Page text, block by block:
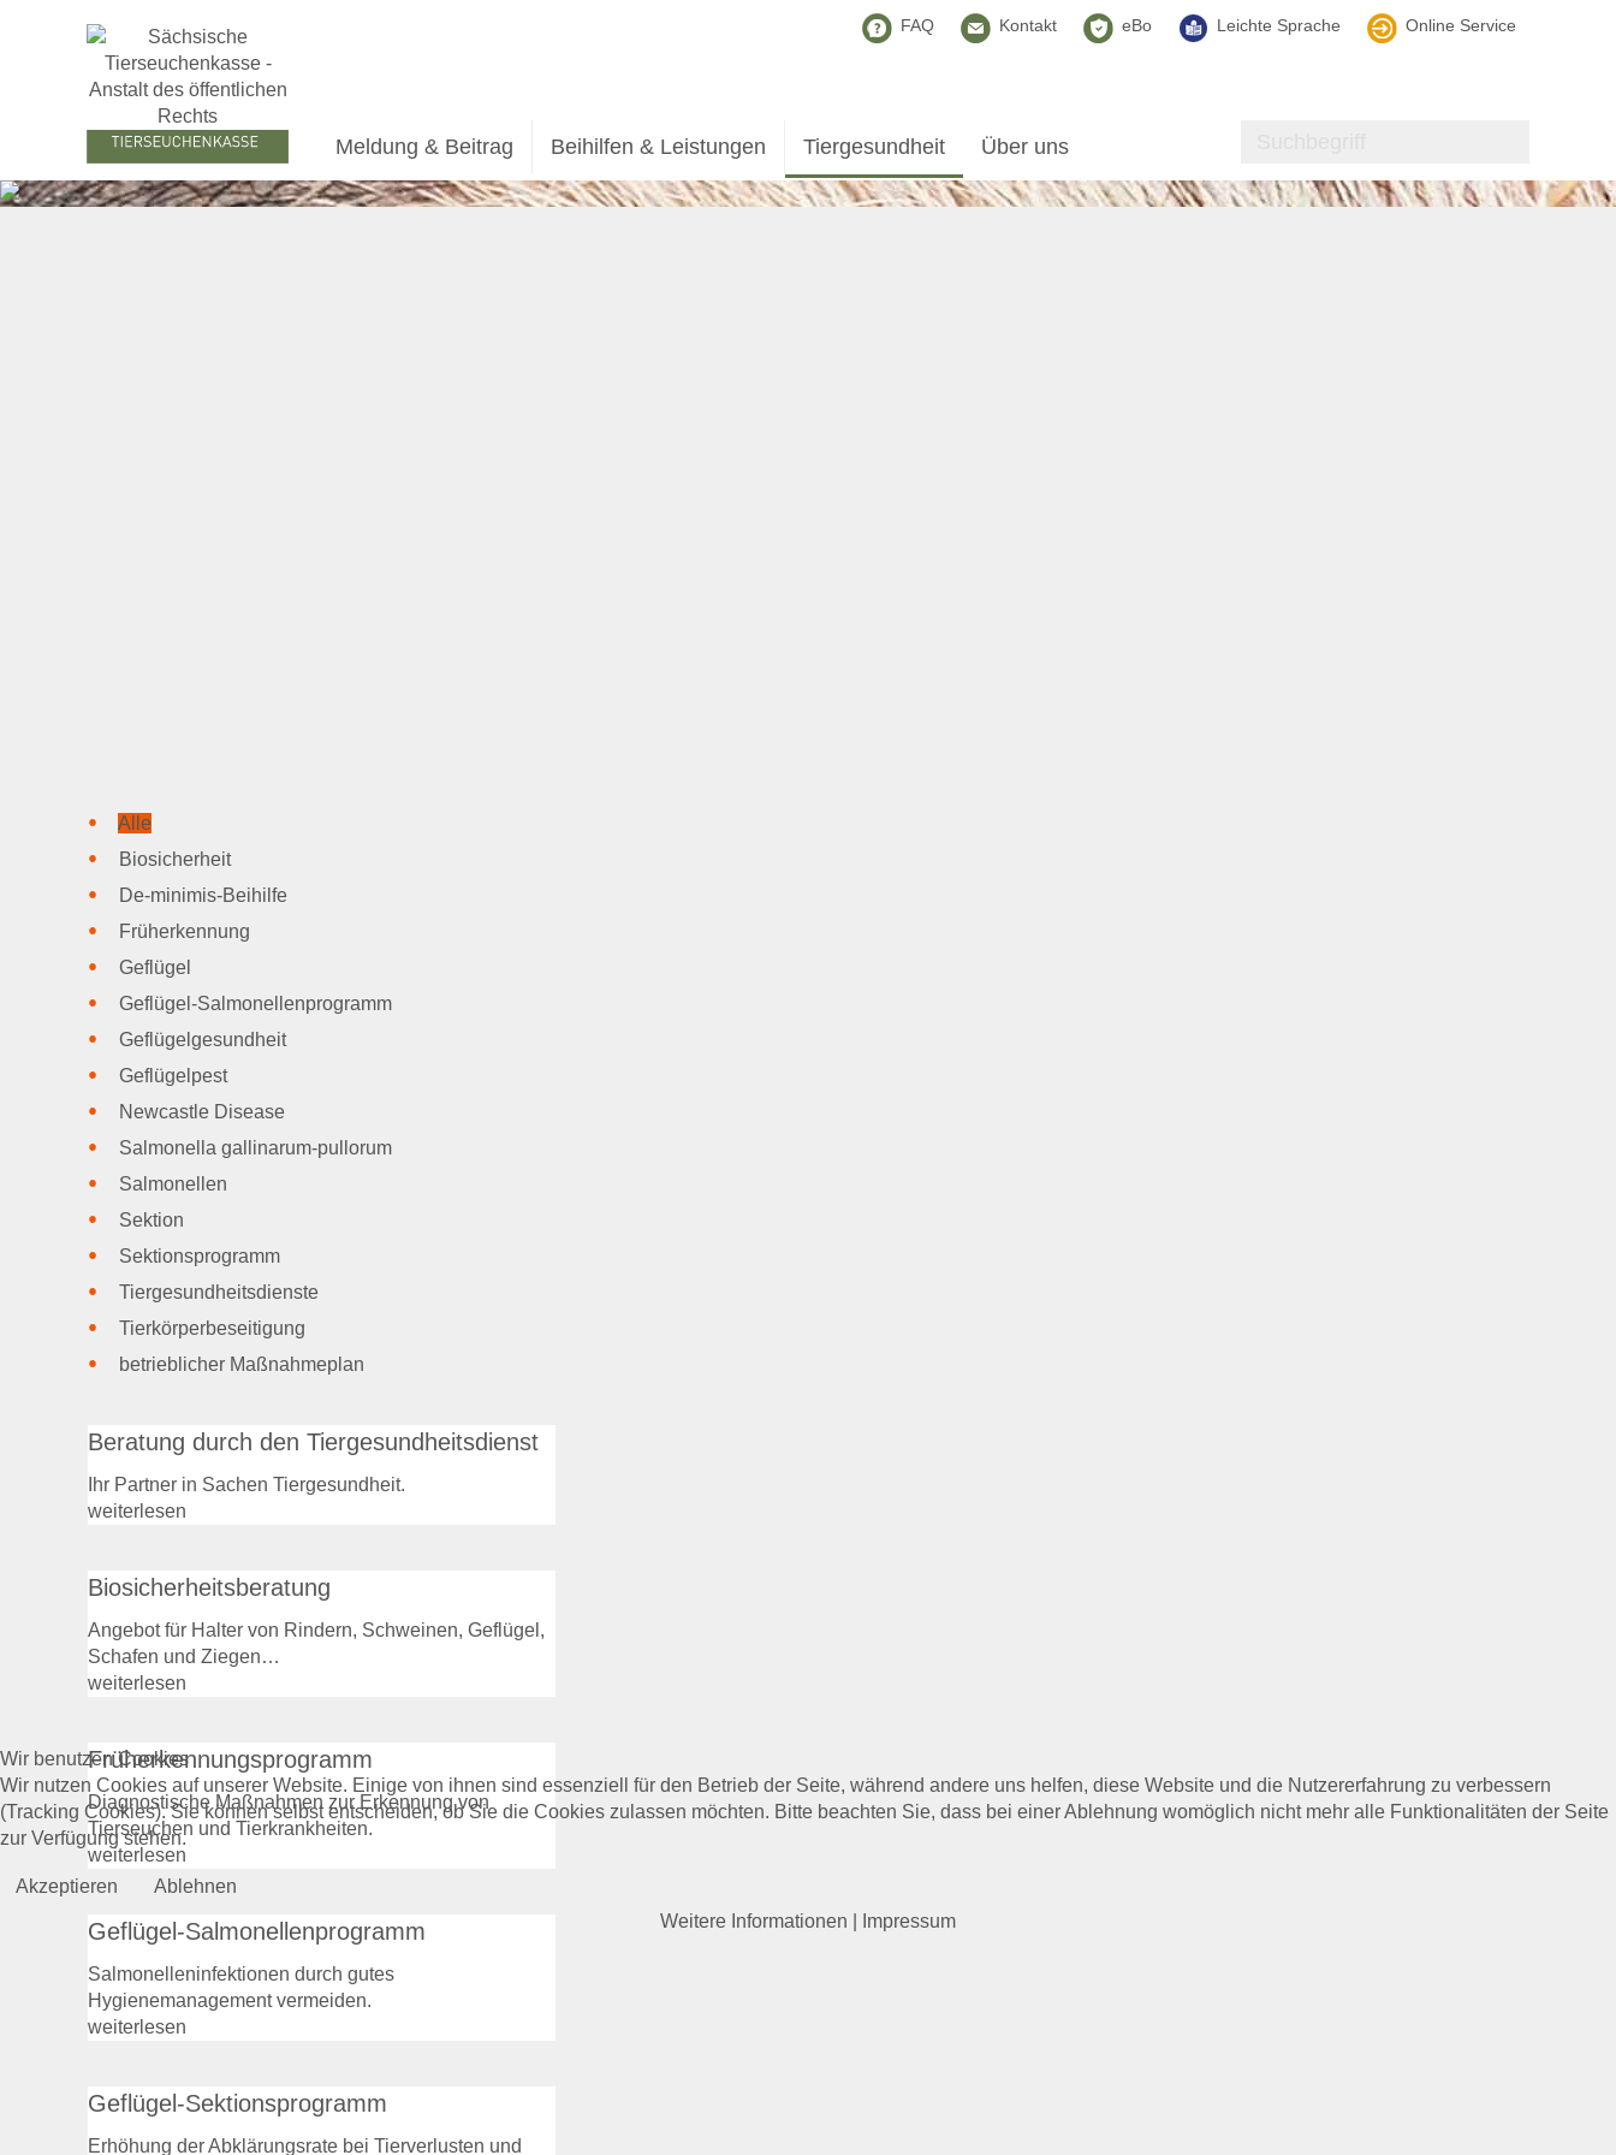
FAQ Kontakt eBo Leichte Sprache Online Service
Meldung & Beitrag Beihilfen & Leistungen Tiergesundheit Über uns
Alle
Biosicherheit
De-minimis-Beihilfe
Früherkennung
Geflügel
Geflügel-Salmonellenprogramm
Geflügelgesundheit
Geflügelpest
Newcastle Disease
Salmonella gallinarum-pullorum
Salmonellen
Sektion
Sektionsprogramm
Tiergesundheitsdienste
Tierkörperbeseitigung
betrieblicher Maßnahmeplan
Beratung durch den Tiergesundheitsdienst
Ihr Partner in Sachen Tiergesundheit.
weiterlesen
Biosicherheitsberatung
Angebot für Halter von Rindern, Schweinen, Geflügel,
Schafen und Ziegen…
weiterlesen
Früherkennungsprogramm
Diagnostische Maßnahmen zur Erkennung von
Tierseuchen und Tierkrankheiten.
weiterlesen
Geflügel-Salmonellenprogramm
Salmonelleninfektionen durch gutes
Hygienemanagement vermeiden.
weiterlesen
Geflügel-Sektionsprogramm
Erhöhung der Abklärungsrate bei Tierverlusten und
Wir benutzen Cookies
Wir nutzen Cookies auf unserer Website. Einige von ihnen sind essenziell für den Betrieb der Seite, während andere uns helfen, diese Website und die Nutzererfahrung zu verbessern
(Tracking Cookies). Sie können selbst entscheiden, ob Sie die Cookies zulassen möchten. Bitte beachten Sie, dass bei einer Ablehnung womöglich nicht mehr alle Funktionalitäten der Seite
zur Verfügung stehen.
Akzeptieren
Ablehnen
Weitere Informationen
Impressum